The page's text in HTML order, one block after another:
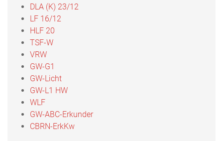
DLA (K) 23/12
LF 16/12
HLF 20
TSF-W
VRW
GW-G1
GW-Licht
GW-L1 HW
WLF
GW-ABC-Erkunder
CBRN-ErkKw